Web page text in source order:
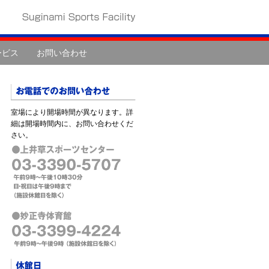
ス お問い合わせ
室場により開場時間が異なります。詳
細は開場時間内に、お問い合わせくだ
さい。